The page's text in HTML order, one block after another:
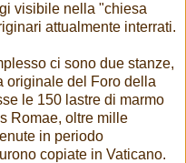
visibile nella "chiesa
attualmente interrati.
ci sono due stanze,
originale del Foro della
le 150 lastre di marmo
Romae, oltre mille
in periodo
copiate in Vaticano.